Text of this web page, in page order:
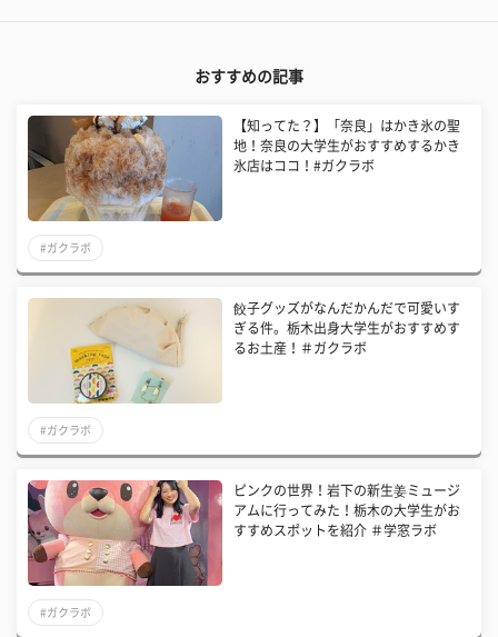
おすすめの記事
【知ってた？】「奈良」はかき氷の聖
地！奈良の大学生がおすすめするかき
氷店はココ！#ガクラボ
#ガクラボ
餃子グッズがなんだかんだで可愛いす
ぎる件。栃木出身大学生がおすすめす
るお土産！＃ガクラボ
#ガクラボ
ピンクの世界！岩下の新生姜ミュージ
アムに行ってみた！栃木の大学生がお
すすめスポットを紹介 ＃学窓ラボ
#ガクラボ